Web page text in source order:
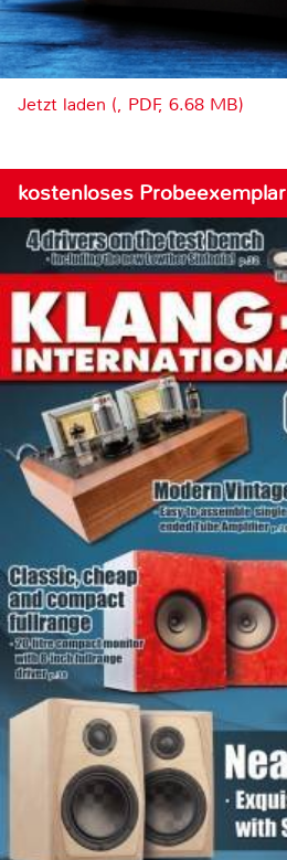
Jetzt laden (, PDF, 6.68 MB)
kostenloses Probeexemplar